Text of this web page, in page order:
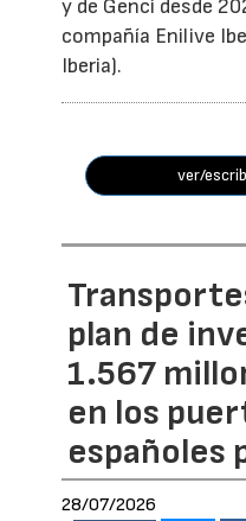
y de Genci desde
compañía Enilive
Iberia).
ver/
plan de
1.567
en los
españoles
28/07/2026